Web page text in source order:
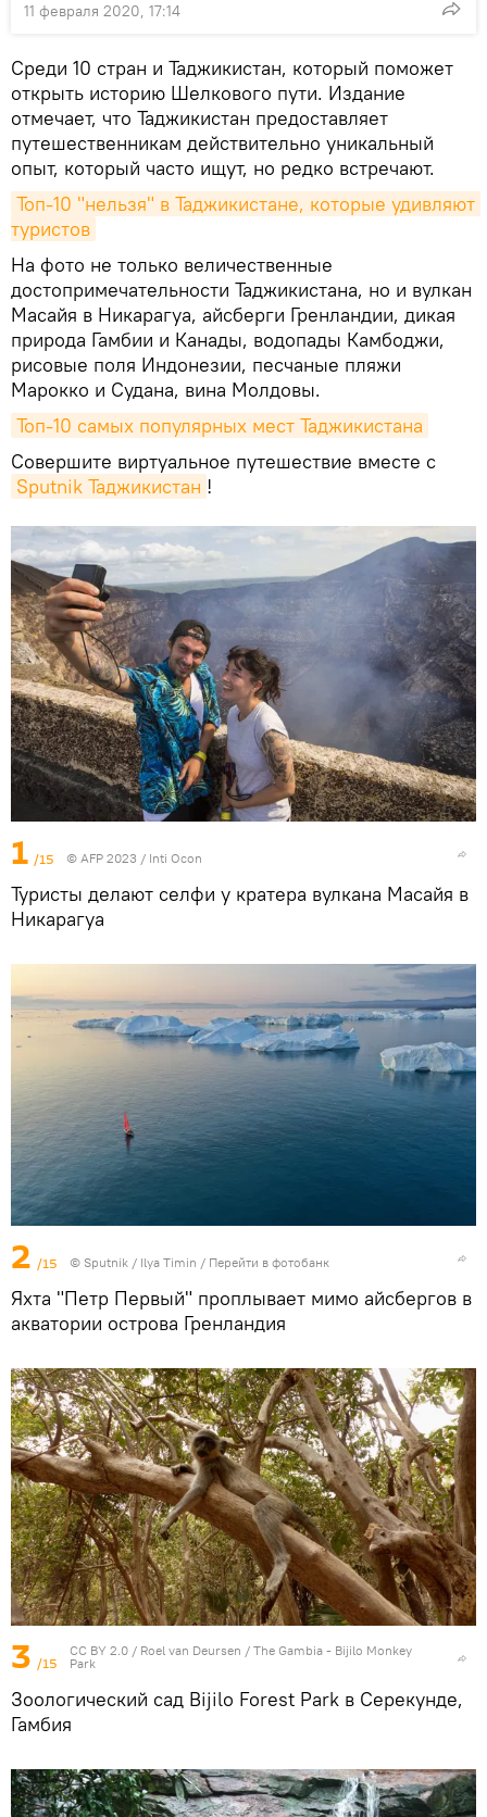
11 февраля 2020, 17:14
Среди 10 стран и Таджикистан, который поможет
открыть историю Шелкового пути. Издание
отмечает, что Таджикистан предоставляет
путешественникам действительно уникальный
опыт, который часто ищут, но редко встречают.
Топ-10 "нельзя" в Таджикистане, которые удивляют
туристов
На фото не только величественные
достопримечательности Таджикистана, но и вулкан
Масайя в Никарагуа, айсберги Гренландии, дикая
природа Гамбии и Канады, водопады Камбоджи,
рисовые поля Индонезии, песчаные пляжи
Марокко и Судана, вина Молдовы.
Топ-10 самых популярных мест Таджикистана
Совершите виртуальное путешествие вместе с
Sputnik Таджикистан !
1 /15 © AFP 2023 / Inti Ocon
Туристы делают селфи у кратера вулкана Масайя в
Никарагуа
2 /15 © Sputnik / Ilya Timin / Перейти в фотобанк
Яхта "Петр Первый" проплывает мимо айсбергов в
акватории острова Гренландия
3 /15
CC BY 2.0 / Roel van Deursen / The Gambia - Bijilo Monkey
Park
Зоологический сад Bijilo Forest Park в Серекунде,
Гамбия